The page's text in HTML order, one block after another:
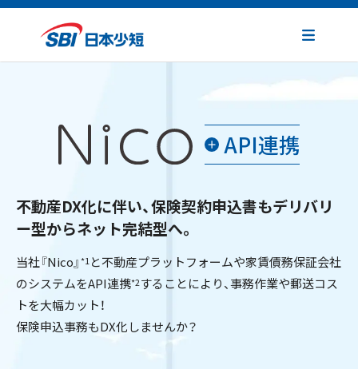
API連携
不動産DX化に伴い、保険契約申込書もデリバリ
ー型からネット完結型へ。
当社『Nico』*1と不動産プラットフォームや家賃債務保証会社
のシステムをAPI連携*2することにより、事務作業や郵送コス
トを大幅カット！
保険申込事務もDX化しませんか？